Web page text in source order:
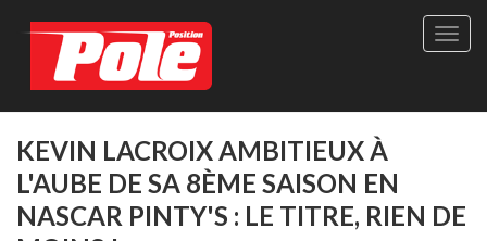
Site
seul
KEVIN LACROIX AMBITIEUX À
L'AUBE DE SA 8ÈME SAISON EN
NASCAR PINTY'S : LE TITRE, RIEN DE